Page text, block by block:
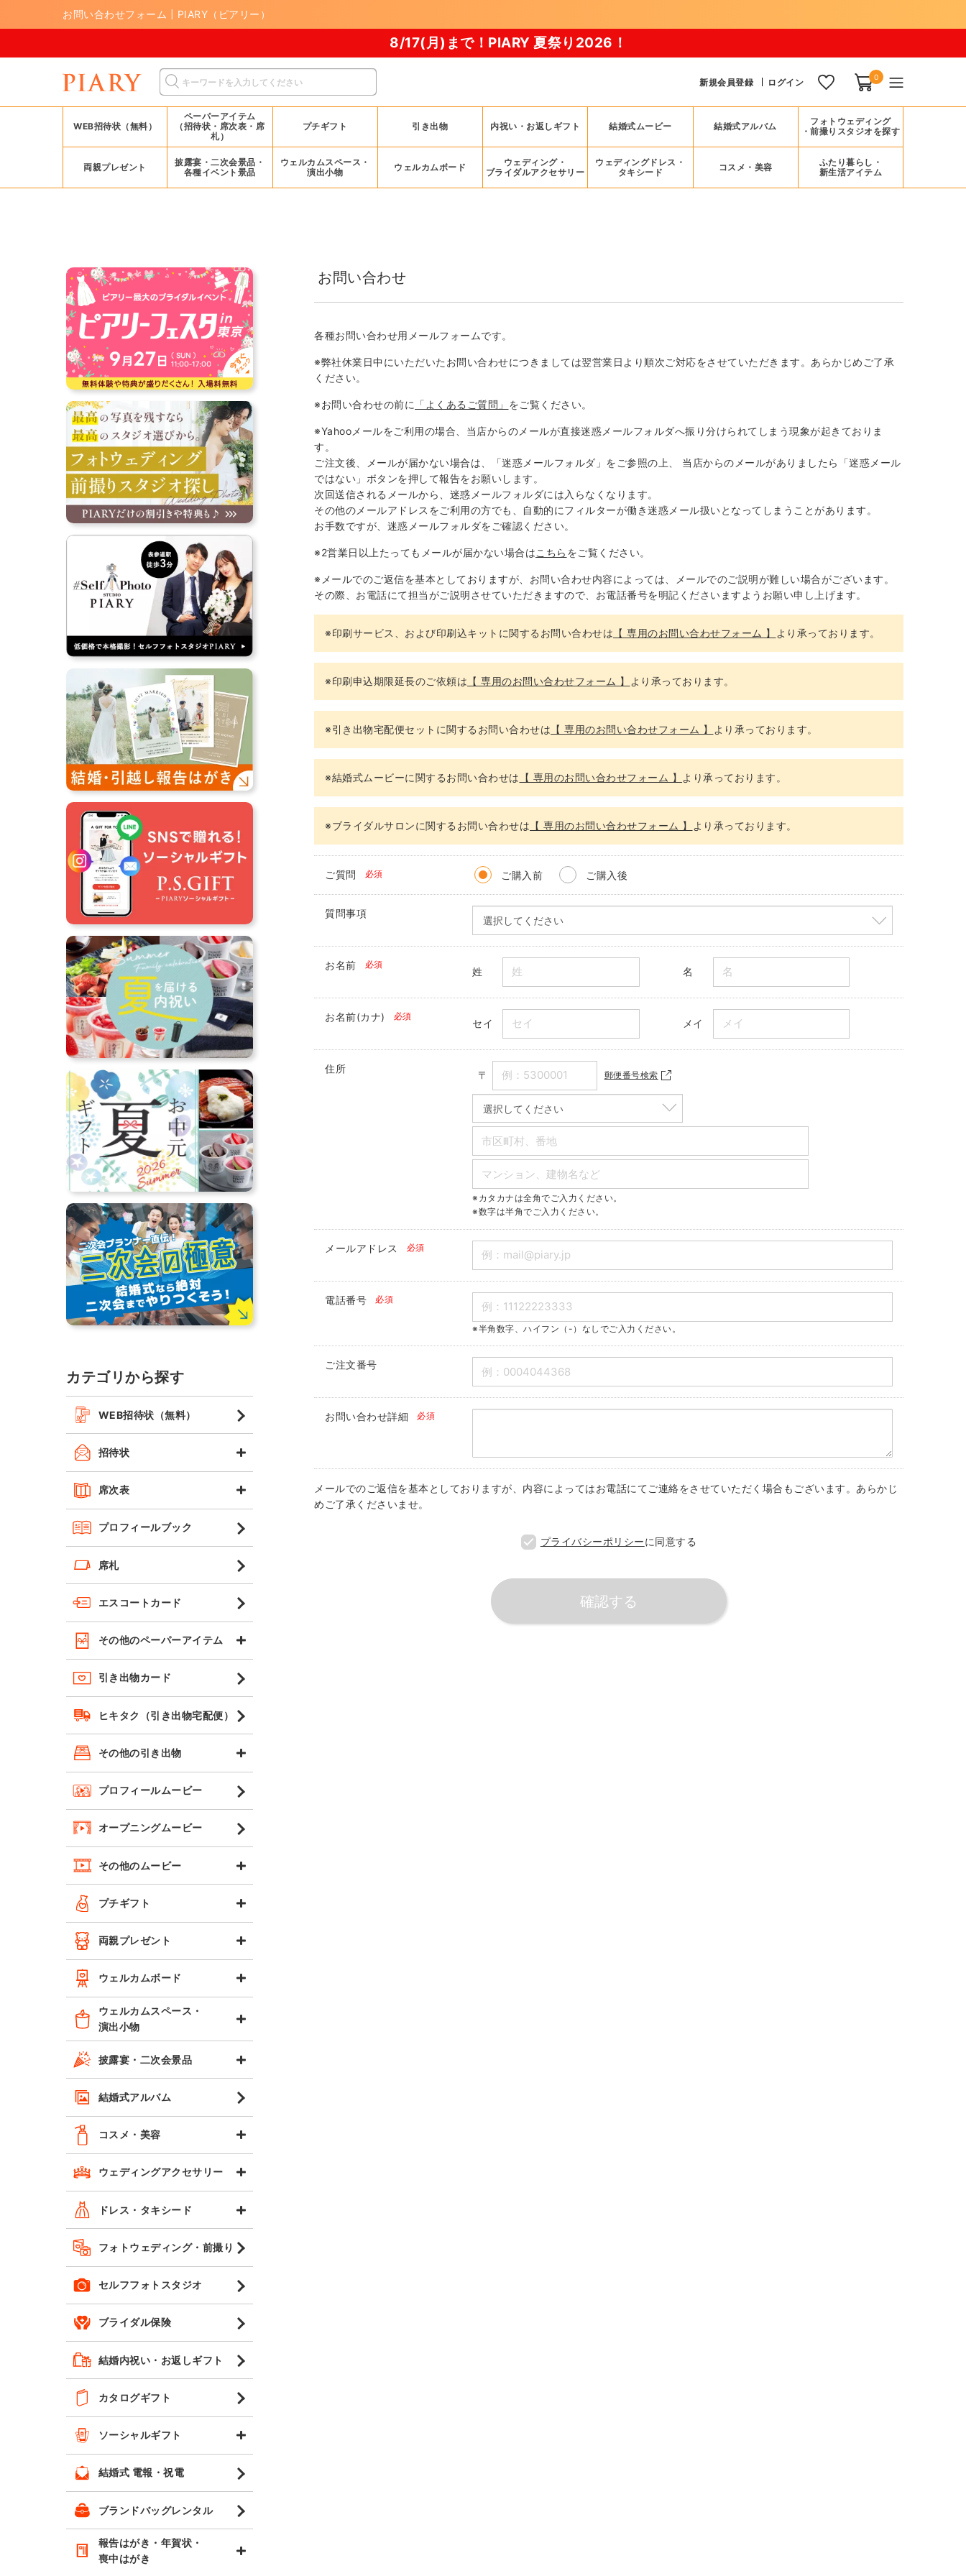
お問い合わせフォーム | PIARY（ピアリー）
8/17(月)まで！PIARY 夏祭り2026！
新規会員登録 ログイン 0
WEB招待状（無料）
ペーパーアイテム
（招待状・席次表・席
札）
プチギフト 引き出物 内祝い・お返しギフト 結婚式ムービー 結婚式アルバム
フォトウェディング
・前撮りスタジオを探す
両親プレゼント
披露宴・二次会景品・
各種イベント景品
ウェルカムスペース・
演出小物
ウェルカムボード
ウェディング・
ブライダルアクセサリー
ウェディングドレス・
タキシード
コスメ・美容
ふたり暮らし・
新生活アイテム
カテゴリから探す
WEB招待状（無料）
招待状
席次表
プロフィールブック
席札
エスコートカード
その他のペーパーアイテム
引き出物カード
ヒキタク（引き出物宅配便）
その他の引き出物
プロフィールムービー
オープニングムービー
その他のムービー
プチギフト
両親プレゼント
ウェルカムボード
ウェルカムスペース・
演出小物
披露宴・二次会景品
結婚式アルバム
コスメ・美容
ウェディングアクセサリー
ドレス・タキシード
フォトウェディング・前撮り
セルフフォトスタジオ
ブライダル保険
結婚内祝い・お返しギフト
カタログギフト
ソーシャルギフト
結婚式 電報・祝電
ブランドバッグレンタル
報告はがき・年賀状・
喪中はがき
お問い合わせ
各種お問い合わせ用メールフォームです。
※弊社休業日中にいただいたお問い合わせにつきましては翌営業日より順次ご対応をさせていただきます。あらかじめご了承
ください。
※お問い合わせの前に 「よくあるご質問」 をご覧ください。
※Yahooメールをご利用の場合、当店からのメールが直接迷惑メールフォルダへ振り分けられてしまう現象が起きておりま
す。
ご注文後、メールが届かない場合は、「迷惑メールフォルダ」をご参照の上、 当店からのメールがありましたら「迷惑メール
ではない」ボタンを押して報告をお願いします。
次回送信されるメールから、迷惑メールフォルダには入らなくなります。
その他のメールアドレスをご利用の方でも、自動的にフィルターが働き迷惑メール扱いとなってしまうことがあります。
お手数ですが、迷惑メールフォルダをご確認ください。
※2営業日以上たってもメールが届かない場合はこちら をご覧ください。
※メールでのご返信を基本としておりますが、お問い合わせ内容によっては、メールでのご説明が難しい場合がございます。
その際、お電話にて担当がご説明させていただきますので、お電話番号を明記くださいますようお願い申し上げます。
※印刷サービス、および印刷込キットに関するお問い合わせは 【 専用のお問い合わせフォーム 】 より承っております。
※印刷申込期限延長のご依頼は 【 専用のお問い合わせフォーム 】 より承っております。
※引き出物宅配便セットに関するお問い合わせは 【 専用のお問い合わせフォーム 】 より承っております。
※結婚式ムービーに関するお問い合わせは 【 専用のお問い合わせフォーム 】 より承っております。
※ブライダルサロンに関するお問い合わせは 【 専用のお問い合わせフォーム 】 より承っております。
ご質問 必須 ご購入前 ご購入後
質問事項
お名前 必須
姓 名
お名前(カナ) 必須
セイ メイ
住所
〒 郵便番号検索
※カタカナは全角でご入力ください。
※数字は半角でご入力ください。
メールアドレス 必須
電話番号 必須
※半角数字、ハイフン（-）なしでご入力ください。
ご注文番号
お問い合わせ詳細 必須
メールでのご返信を基本としておりますが、内容によってはお電話にてご連絡をさせていただく場合もございます。あらかじ
めご了承くださいませ。
プライバシーポリシーに同意する
確認する